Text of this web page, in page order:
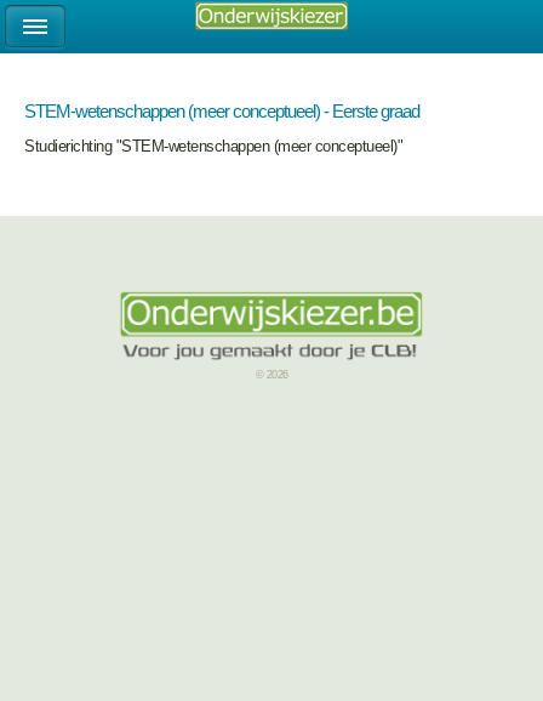
STEM-wetenschappen (meer conceptueel) - Eerste graad
Studierichting "STEM-wetenschappen (meer conceptueel)"
© 2026